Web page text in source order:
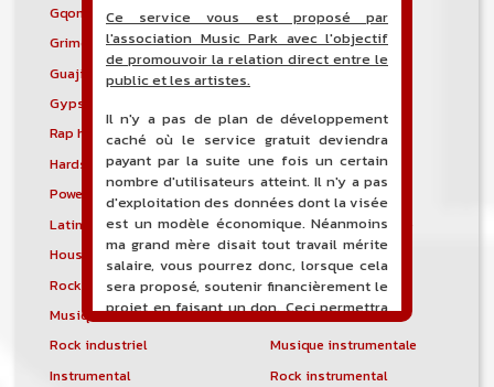
Gqom
Grebo
Grime
Groove metal
Guajira
Guaracha
Gypsy punk
Rap hardcore
Industrial hardcore
Hardstep
Hardstyle
Power noise
Heavenly voices
Latin metal
Musique hindoustanie
House progressive
Tropical house
Rock indépendant
Indietronica
Musique industrielle
Metal industriel
Rock industriel
Musique instrumentale
Instrumental
Rock instrumental
Ce service vous est proposé par
l'association Music Park avec l'objectif
de promouvoir la relation direct entre le
public et les artistes.
Il n'y a pas de plan de développement
caché où le service gratuit deviendra
payant par la suite une fois un certain
nombre d'utilisateurs atteint. Il n'y a pas
d'exploitation des données dont la visée
est un modèle économique. Néanmoins
ma grand mère disait tout travail mérite
salaire, vous pourrez donc, lorsque cela
sera proposé, soutenir financièrement le
projet en faisant un don. Ceci permettra
de financer l'hébergement, le nom de
domaine, les heures de maintenance et
de développement du site, et peut-être